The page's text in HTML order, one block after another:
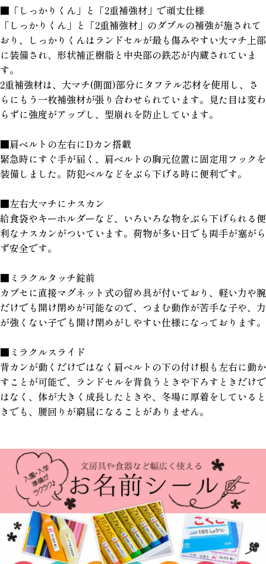
■「しっかりくん」と「2重補強材」で頑丈仕様
「しっかりくん」と「2重補強材」のダブルの補強が施されて
おり、しっかりくんはランドセルが最も傷みやすい大マチ上部
に装備され、形状補正樹脂と中央部の鉄芯が内蔵されていま
す。
2重補強材は、大マチ(側面)部分にタフテル芯材を使用し、さ
らにもう一枚補強材が張り合わせられています。見た目は変わ
らずに強度がアップし、型崩れを防止しています。
■肩ベルトの左右にDカン搭載
緊急時にすぐ手が届く、肩ベルトの胸元位置に固定用フックを
装備しました。防犯ベルなどをぶら下げる時に便利です。
■左右大マチにナスカン
給食袋やキーホルダーなど、いろいろな物をぶら下げられる便
利なナスカンがついています。荷物が多い日でも両手が塞がら
ず安全です。
■ミラクルタッチ錠前
カブセに直接マグネット式の留め具が付いており、軽い力や腕
だけでも開け閉めが可能なので、つまむ動作が苦手な子や、力
が強くない子でも開け閉めがしやすい仕様になっております。
■ミラクルスライド
背カンが動くだけではなく肩ベルトの下の付け根も左右に動か
すことが可能で、ランドセルを背負うときや下ろすときだけで
はなく、体が大きく成長したときや、冬場に厚着をしていると
きでも、腰回りが窮屈になることがありません。